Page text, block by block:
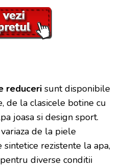
reduceri sunt disponibile
de la clasicele botine cu
joasa si design sport.
de la piele
rezistente la apa,
diverse conditii